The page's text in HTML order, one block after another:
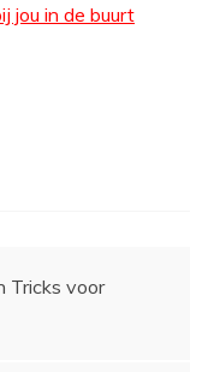
jou in de buurt
Tricks voor